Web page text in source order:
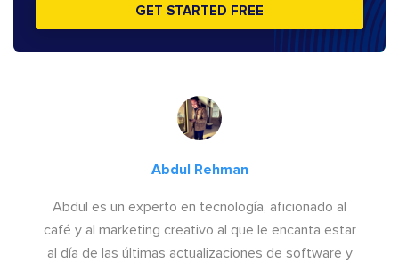
GET STARTED FREE
Abdul Rehman
Abdul es un experto en tecnología, aficionado al
café y al marketing creativo al que le encanta estar
al día de las últimas actualizaciones de software y